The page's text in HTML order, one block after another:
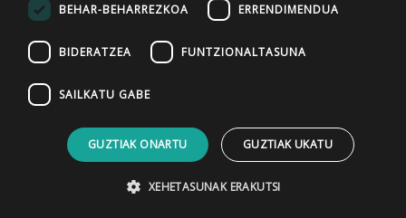
BEHAR-BEHARREZKOA ERRENDIMENDUA
BIDERATZEA FUNTZIONALTASUNA
SAILKATU GABE
GUZTIAK ONARTU GUZTIAK UKATU
XEHETASUNAK ERAKUTSI